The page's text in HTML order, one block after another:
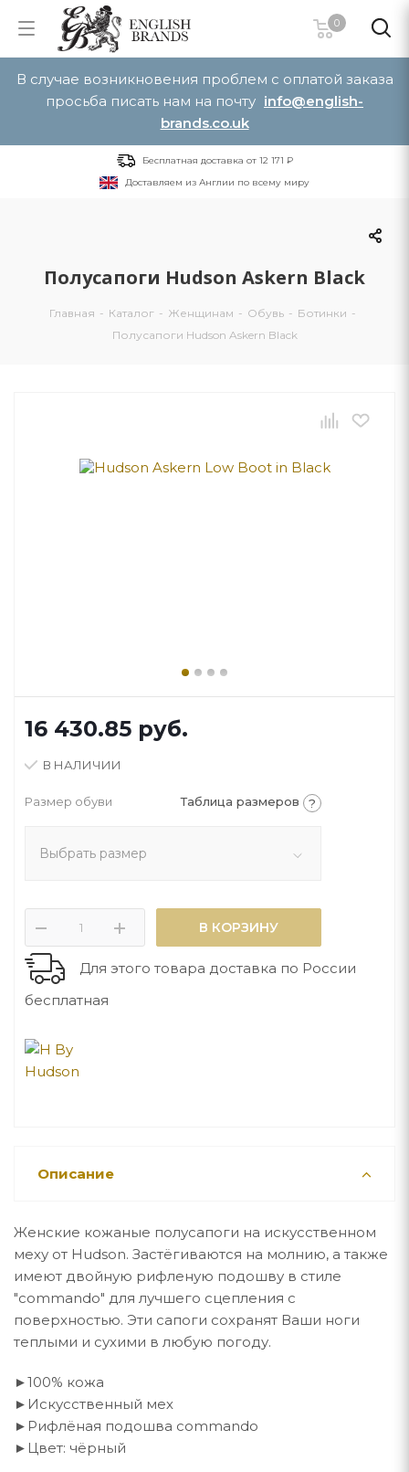
0
В случае возникновения проблем с оплатой заказа
просьба писать нам на почту info@english-
brands.co.uk
Бесплатная доставка от 12 171 ₽
Доставляем из Англии по всему миру
Полусапоги Hudson Askern Black
Главная - Каталог - Женщинам - Обувь - Ботинки -
Полусапоги Hudson Askern Black
16 430.85 руб.
В НАЛИЧИИ
Размер обуви Таблица размеров ?
Выбрать размер
В КОРЗИНУ
Для этого товара доставка по России
бесплатная
Описание
Женские кожаные полусапоги на искусственном
меху от Hudson. Застёгиваются на молнию, а также
имеют двойную рифленую подошву в стиле
"commando" для лучшего сцепления с
поверхностью. Эти сапоги сохранят Ваши ноги
теплыми и сухими в любую погоду.
►100% кожа
►Искусственный мех
►Рифлёная подошва commando
►Цвет: чёрный